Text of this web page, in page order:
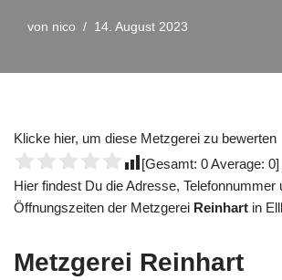
von nico 14. August 2023
Klicke hier, um diese Metzgerei zu bewerten
[Gesamt: 0Average: 0]
Hier findest Du die Adresse, Telefonnummer
Öffnungszeiten der Metzgerei Reinhart in
Metzgerei Reinhart